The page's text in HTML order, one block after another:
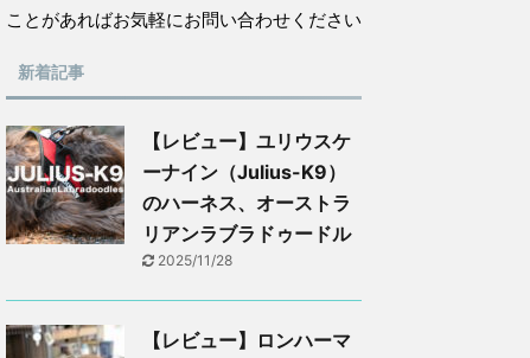
ことがあればお気軽にお問い合わせください
新着記事
【レビュー】ユリウスケ
ーナイン（Julius-K9）
のハーネス、オーストラ
リアンラブラドゥードル
2025/11/28
【レビュー】ロンハーマ